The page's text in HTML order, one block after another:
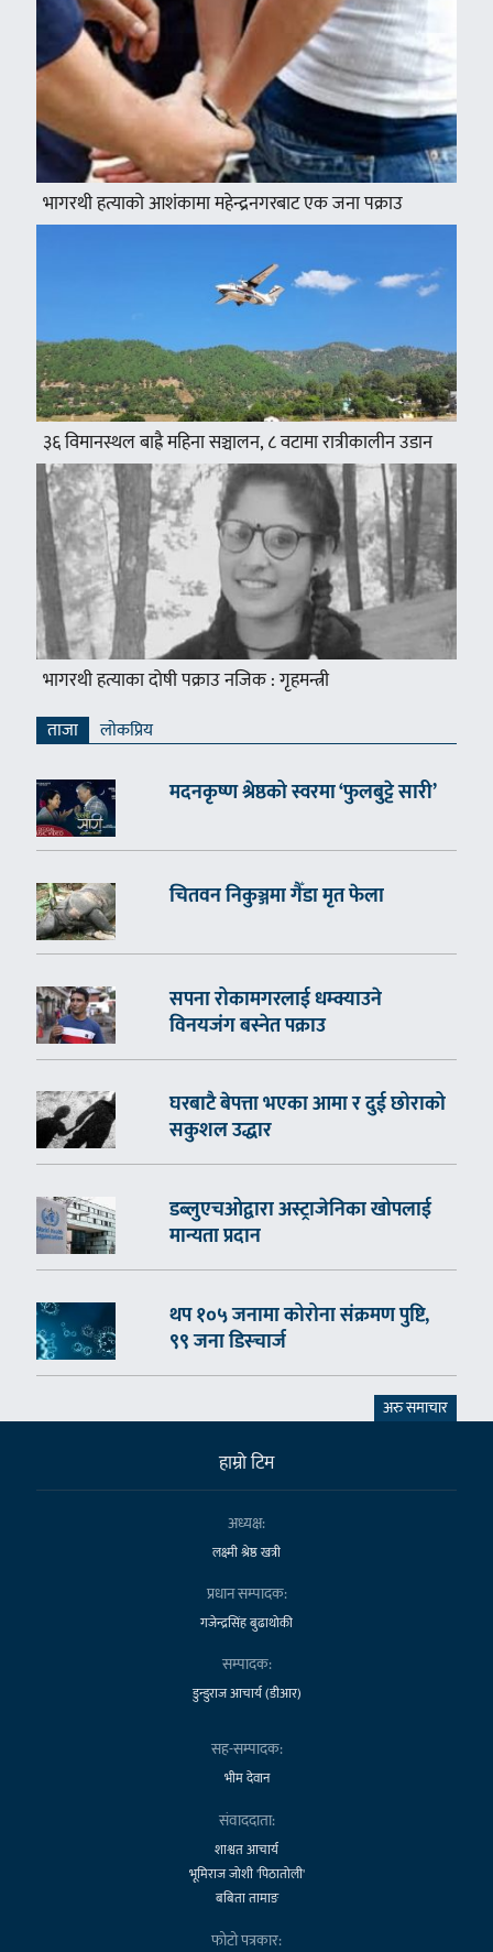
भागरथी हत्याको आशंकामा महेन्द्रनगरबाट एक जना पक्राउ
३६ विमानस्थल बाह्रै महिना सञ्चालन, ८ वटामा रात्रीकालीन उडान
भागरथी हत्याका दोषी पक्राउ नजिक : गृहमन्त्री
ताजा लाेकप्रिय
मदनकृष्ण श्रेष्ठको स्वरमा ‘फुलबुट्टे सारी’
चितवन निकुञ्जमा गैँडा मृत फेला
सपना रोकामगरलाई धम्क्याउने
विनयजंग बस्नेत पक्राउ
घरबाटै बेपत्ता भएका आमा र दुई छोराको
सकुशल उद्धार
डब्लुएचओद्वारा अस्ट्राजेनिका खोपलाई
मान्यता प्रदान
थप १०५ जनामा कोरोना संक्रमण पुष्टि,
९९ जना डिस्चार्ज
अरु समाचार
हाम्राे टिम
अध्यक्ष:
लक्ष्मी श्रेष्ठ खत्री
प्रधान सम्पादक:
गजेन्द्रसिंह बुढाथोकी
सम्पादक:
डुन्डुराज आचार्य (डीआर)
सह-सम्पादक:
भीम देवान
संवाददाता:
शाश्वत आचार्य
भूमिराज जोशी 'पिठातोली'
बबिता तामाङ
फोटो पत्रकार: